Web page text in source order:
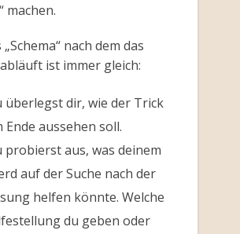
machen.
nach dem das
ist immer gleich:
überlegst dir, wie der Trick
Ende aussehen soll.
probierst aus, was deinem
auf der Suche nach der
helfen könnte. Welche
du geben oder